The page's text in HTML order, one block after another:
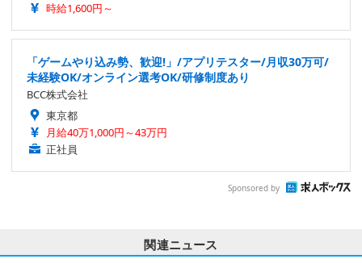
時給1,600円～
「ゲームやり込み勢、歓迎!」/アプリテスター/月収30万可/
未経験OK/オンライン選考OK/研修制度あり
BCC株式会社
東京都
月給40万1,000円～43万円
正社員
Sponsored by
関連ニュース